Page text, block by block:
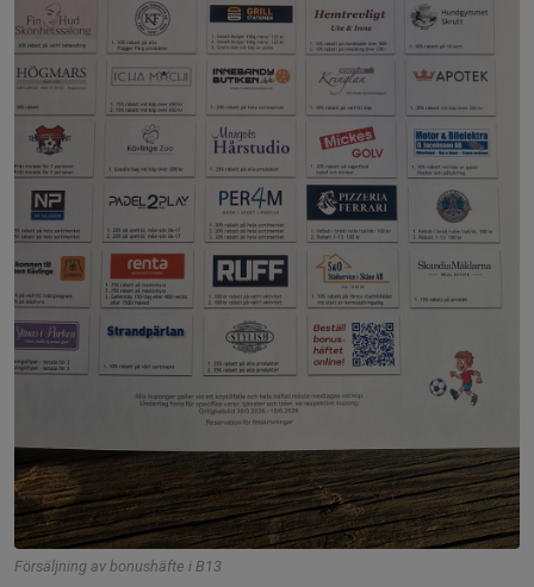
Försäljning av bonushäfte i B13